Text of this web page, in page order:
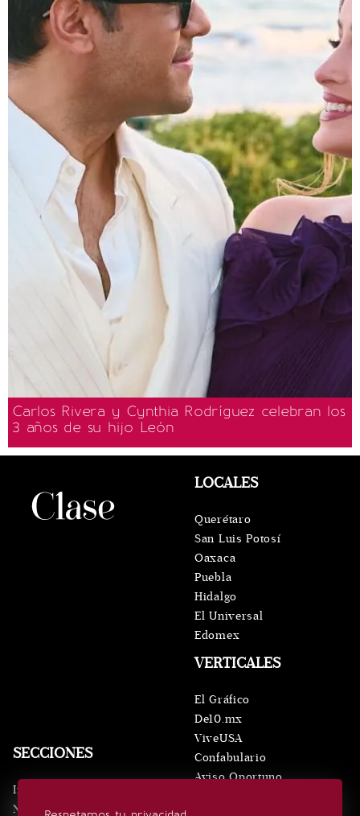
Carlos Rivera y Cynthia Rodríguez celebran los
3 años de su hijo León
SECCIONES
Inicio
Noticias
VERTICALES
El Gráfico
De10.mx
ViveUSA
Confabulario
Aviso Oportuno
LOCALES
Querétaro
San Luis Potosí
Oaxaca
Puebla
Hidalgo
El Universal
Edomex